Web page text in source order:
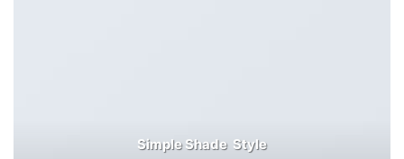
Simple Shade Style